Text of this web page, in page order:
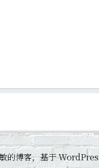
的博客，基于